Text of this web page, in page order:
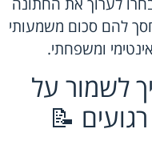
לערוך את החתונה
להם סכום משמעותי
ומשפחתי.
לשמור על
📝